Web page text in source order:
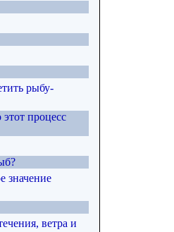
рыбу-
процесс
значение
ветра и